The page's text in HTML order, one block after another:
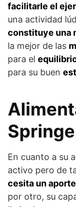
facilitarle el
una actividad
constituye una
la mejor de las
para el
para su buen
En cuanto a su
activo pero de
cesita un
por otro, su